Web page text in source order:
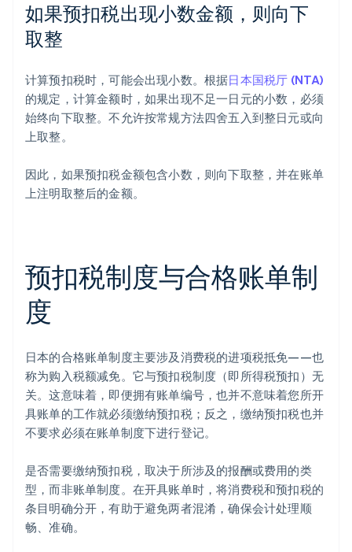
如果预扣税出现小数金额，则向下
取整
计算预扣税时，可能会出现小数。根据日本国税厅 (NTA)
的规定，计算金额时，如果出现不足一日元的小数，必须
始终向下取整。不允许按常规方法四舍五入到整日元或向
上取整。
因此，如果预扣税金额包含小数，则向下取整，并在账单
上注明取整后的金额。
预扣税制度与合格账单制
度
日本的合格账单制度主要涉及消费税的进项税抵免——也
称为购入税额减免。它与预扣税制度（即所得税预扣）无
关。这意味着，即便拥有账单编号，也并不意味着您所开
具账单的工作就必须缴纳预扣税；反之，缴纳预扣税也并
不要求必须在账单制度下进行登记。
是否需要缴纳预扣税，取决于所涉及的报酬或费用的类
型，而非账单制度。在开具账单时，将消费税和预扣税的
条目明确分开，有助于避免两者混淆，确保会计处理顺
畅、准确。